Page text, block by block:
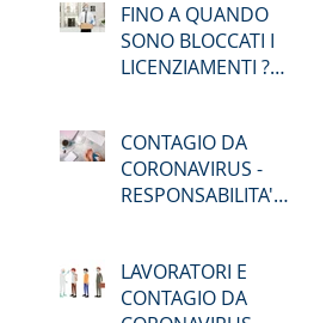
FINO A QUANDO
SONO BLOCCATI I
LICENZIAMENTI ?
AD AGOSTO
CONTAGIO DA
CORONAVIRUS -
RESPONSABILITA'
LAVORATORI E
CONTAGIO DA